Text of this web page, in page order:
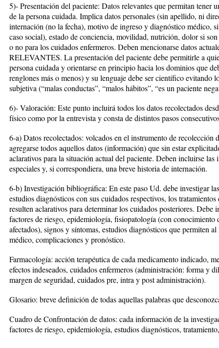
5)- Presentación del paciente: Datos relevantes que permitan tener
de la persona cuidada. Implica datos personales (sin apellido, ni
internación (no la fecha), motivo de ingreso y diagnóstico médico,
caso social), estado de conciencia, movilidad, nutrición, dolor si
o no para los cuidados enfermeros. Deben mencionarse datos
RELEVANTES. La presentación del paciente debe permitirle a
persona cuidada y orientarse en principio hacia los dominios que
renglones más o menos) y su lenguaje debe ser científico evitando
subjetiva (“malas conductas”, “malos hábitos”, “es un paciente
6)- Valoración: Este punto incluirá todos los datos recolectados
físico como por la entrevista y consta de distintos pasos
6-a) Datos recolectados: volcados en el instrumento de recolección
agregarse todos aquellos datos (información) que sin estar
aclarativos para la situación actual del paciente. Deben incluirse las
especiales y, si correspondiera, una breve historia de internación.
6-b) Investigación bibliográfica: En este paso Ud. debe investigar
estudios diagnósticos con sus cuidados respectivos, los
resulten aclarativos para determinar los cuidados posteriores.
factores de riesgo, epidemiología, fisiopatología (con conocimiento
afectados), signos y síntomas, estudios diagnósticos que permiten
médico, complicaciones y pronóstico.
Farmacología: acción terapéutica de cada medicamento indicado,
efectos indeseados, cuidados enfermeros (administración: forma y
margen de seguridad, cuidados pre, intra y post administración).
Glosario: breve definición de todas aquellas palabras que
Cuadro de Confrontación de datos: cada información de la
factores de riesgo, epidemiología, estudios diagnósticos,